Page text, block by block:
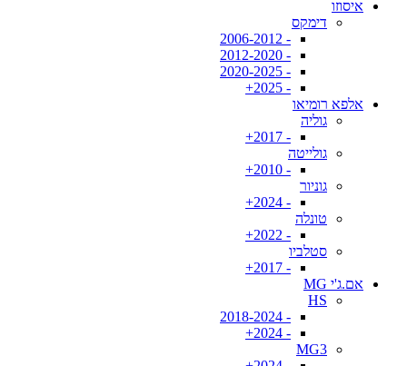
איסוזו
דימקס
- 2006-2012
- 2012-2020
- 2020-2025
- 2025+
אלפא רומיאו
גוליה
- 2017+
גולייטה
- 2010+
גוניור
- 2024+
טונלה
- 2022+
סטלביו
- 2017+
אם.ג'י MG
HS
- 2018-2024
- 2024+
MG3